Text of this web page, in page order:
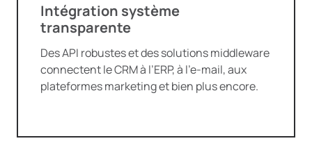
Intégration système
transparente
Des API robustes et des solutions middleware
connectent le CRM à l’ERP, à l’e-mail, aux
plateformes marketing et bien plus encore.